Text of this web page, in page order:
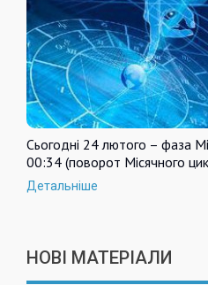
Сьогодні 24 лютого – фаза
00:34 (поворот Місячного
Детальніше
НОВІ МАТЕРІАЛИ